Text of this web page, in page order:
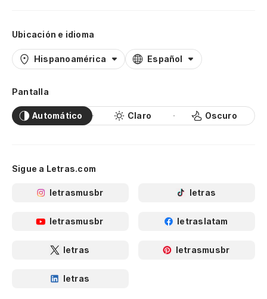
Ubicación e idioma
Hispanoamérica Español
Pantalla
Automático Claro Oscuro
Sigue a Letras.com
letrasmusbr letras
letrasmusbr letraslatam
letras letrasmusbr
letras